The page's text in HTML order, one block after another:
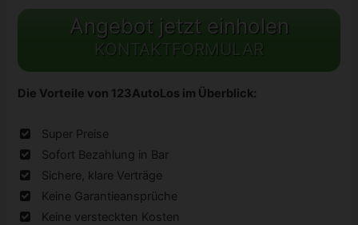
Angebot jetzt einholen
KONTAKTFORMULAR
Die Vorteile von 123AutoLos im Überblick:
Super Preise
Sofort Bezahlung in Bar
Sichere, klare Verträge
Keine Garantieansprüche
Keine versteckten Kosten